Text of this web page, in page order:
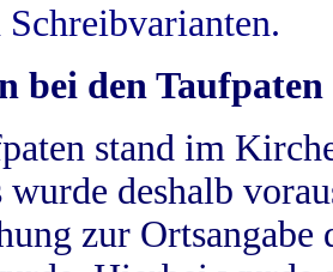
bei den Taufpaten
stand im
deshalb
zur